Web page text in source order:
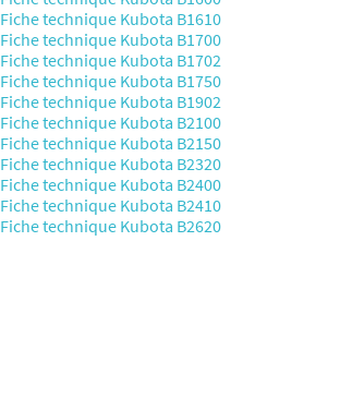
Fiche technique Kubota B1610
Fiche technique Kubota B1700
Fiche technique Kubota B1702
Fiche technique Kubota B1750
Fiche technique Kubota B1902
Fiche technique Kubota B2100
Fiche technique Kubota B2150
Fiche technique Kubota B2320
Fiche technique Kubota B2400
Fiche technique Kubota B2410
Fiche technique Kubota B2620